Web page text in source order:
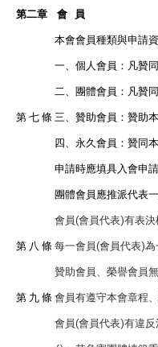
第二章 會 員
第 七 條
本會會員種類與申請
一、個人會員：凡贊
二、團體會員：凡贊
三、贊助會員：贊助
四、永久會員：贊同
申請時應填具入會申
團體會員應推派代表
第 八 條
會員(會員代表)有表決
每一會員(會員代表)為
贊助會員、榮譽會員無
第 九 條 會員有遵守本會章程
會員(會員代表)有違